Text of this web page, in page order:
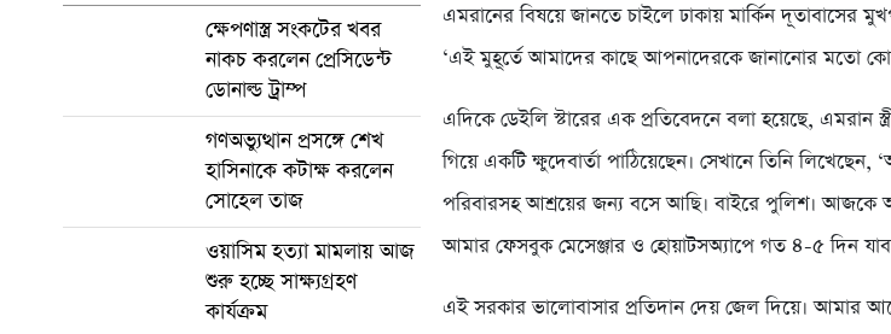
ক্ষেপণাস্ত্র সংকটের খবর
নাকচ করলেন প্রেসিডেন্ট
ডোনাল্ড ট্রাম্প
গণঅভ্যুত্থান প্রসঙ্গে শেখ
হাসিনাকে কটাক্ষ করলেন
সোহেল তাজ
ওয়াসিম হত্যা মামলায় আজ
শুরু হচ্ছে সাক্ষ্যগ্রহণ
কার্যক্রম
এমরানের বিষয়ে জানতে চাইলে ঢাকায় মার্কিন দূতাবাসের
‘এই মুহূর্তে আমাদের কাছে আপনাদেরকে জানানোর মতো
এদিকে ডেইলি স্টারের এক প্রতিবেদনে বলা হয়েছে, এমরান
গিয়ে একটি ক্ষুদেবার্তা পাঠিয়েছেন। সেখানে তিনি
পরিবারসহ আশ্রয়ের জন্য বসে আছি। বাইরে পুলিশ। আজকে
আমার ফেসবুক মেসেঞ্জার ও হোয়াটসঅ্যাপে গত ৪-৫ দিন
এই সরকার ভালোবাসার প্রতিদান দেয় জেল দিয়ে। আমার